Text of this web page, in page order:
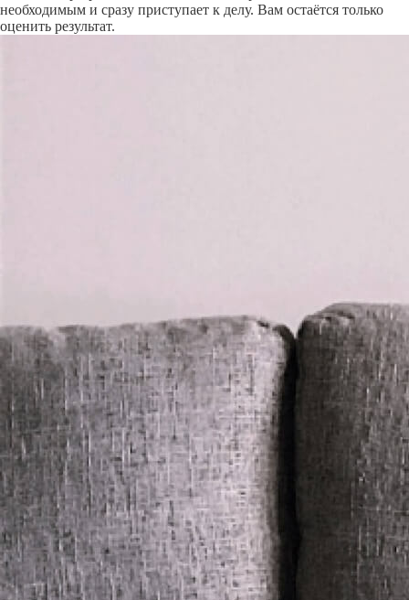
необходимым и сразу приступает к делу. Вам остаётся только
оценить результат.